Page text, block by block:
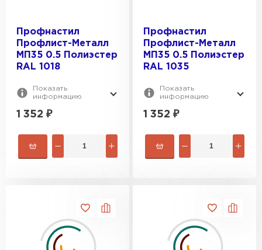
Профнастил
Профлист-Металл
МП35 0.5 Полиэстер
RAL 1018
Показать
информацию
1 352 ₽
Профнастил
Профлист-Металл
МП35 0.5 Полиэстер
RAL 1035
Показать
информацию
1 352 ₽